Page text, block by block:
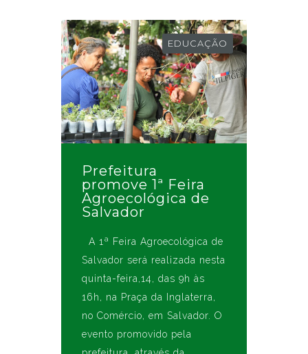
EDUCAÇÃO
Prefeitura
promove 1ª Feira
Agroecológica de
Salvador
A 1ª Feira Agroecológica de
Salvador será realizada nesta
quinta-feira,14, das 9h às
16h, na Praça da Inglaterra,
no Comércio, em Salvador. O
evento promovido pela